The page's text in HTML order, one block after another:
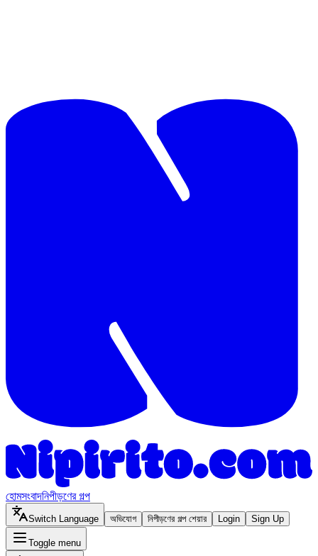
হোমসংবাদনিপীড়ণের গল্প
Switch Language অভিযোগ নিপীড়ণের গল্প শেয়ার Login Sign Up
Toggle menu